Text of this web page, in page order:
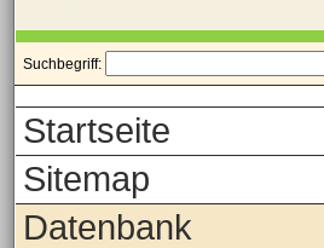
Suchbegriff:
Startseite
Sitemap
Datenbank